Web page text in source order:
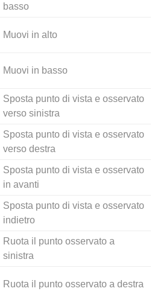
basso
Muovi in alto
Muovi in basso
Sposta punto di vista e osservato
verso sinistra
Sposta punto di vista e osservato
verso destra
Sposta punto di vista e osservato
in avanti
Sposta punto di vista e osservato
indietro
Ruota il punto osservato a
sinistra
Ruota il punto osservato a destra